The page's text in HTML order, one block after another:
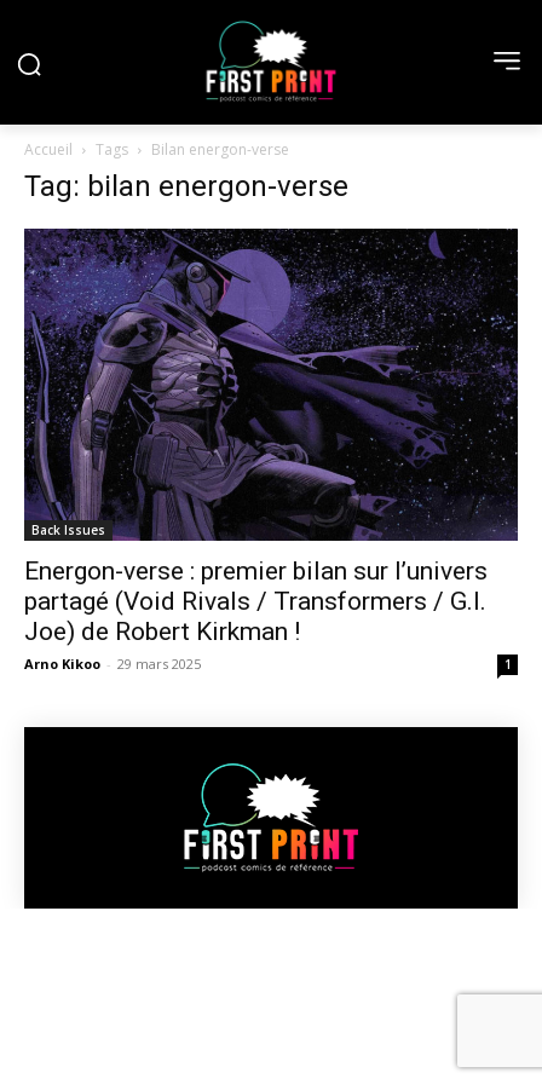
Accueil Tags Bilan energon-verse
Tag: bilan energon-verse
Back Issues
Energon-verse : premier bilan sur l’univers
partagé (Void Rivals / Transformers / G.I.
Joe) de Robert Kirkman !
Arno Kikoo - 29 mars 2025 1